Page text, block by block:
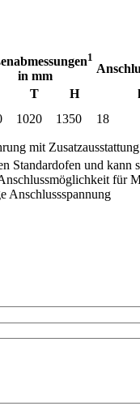
1
in mm
T H
1020 1350 18
mit
Standardofen und kann
für
Anschlussspannung